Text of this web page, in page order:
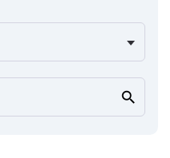
search